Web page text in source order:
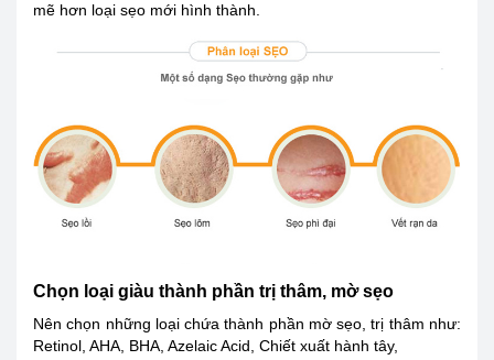
mẽ hơn loại sẹo mới hình thành.
Chọn loại giàu thành phần trị thâm, mờ sẹo
Nên chọn những loại chứa thành phần mờ sẹo, trị thâm như:
Retinol, AHA, BHA, Azelaic Acid, Chiết xuất hành tây,